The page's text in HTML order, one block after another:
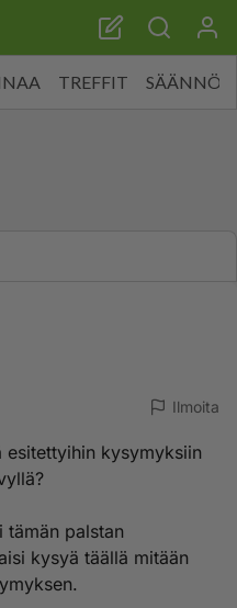
TREFFIT SÄÄNNÖT
Ilmoita
kysymyksiin
tämän palstan
kysyä täällä mitään